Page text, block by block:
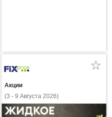
Акции
(3 - 9 Августа 2026)